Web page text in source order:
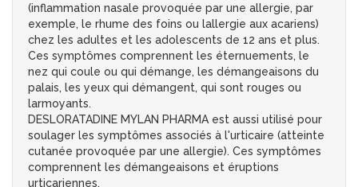
(inflammation nasale provoquée par une allergie, par
exemple, le rhume des foins ou lallergie aux acariens)
chez les adultes et les adolescents de 12 ans et plus.
Ces symptômes comprennent les éternuements, le
nez qui coule ou qui démange, les démangeaisons du
palais, les yeux qui démangent, qui sont rouges ou
larmoyants.
DESLORATADINE MYLAN PHARMA est aussi utilisé pour
soulager les symptômes associés à l'urticaire (atteinte
cutanée provoquée par une allergie). Ces symptômes
comprennent les démangeaisons et éruptions
urticariennes.